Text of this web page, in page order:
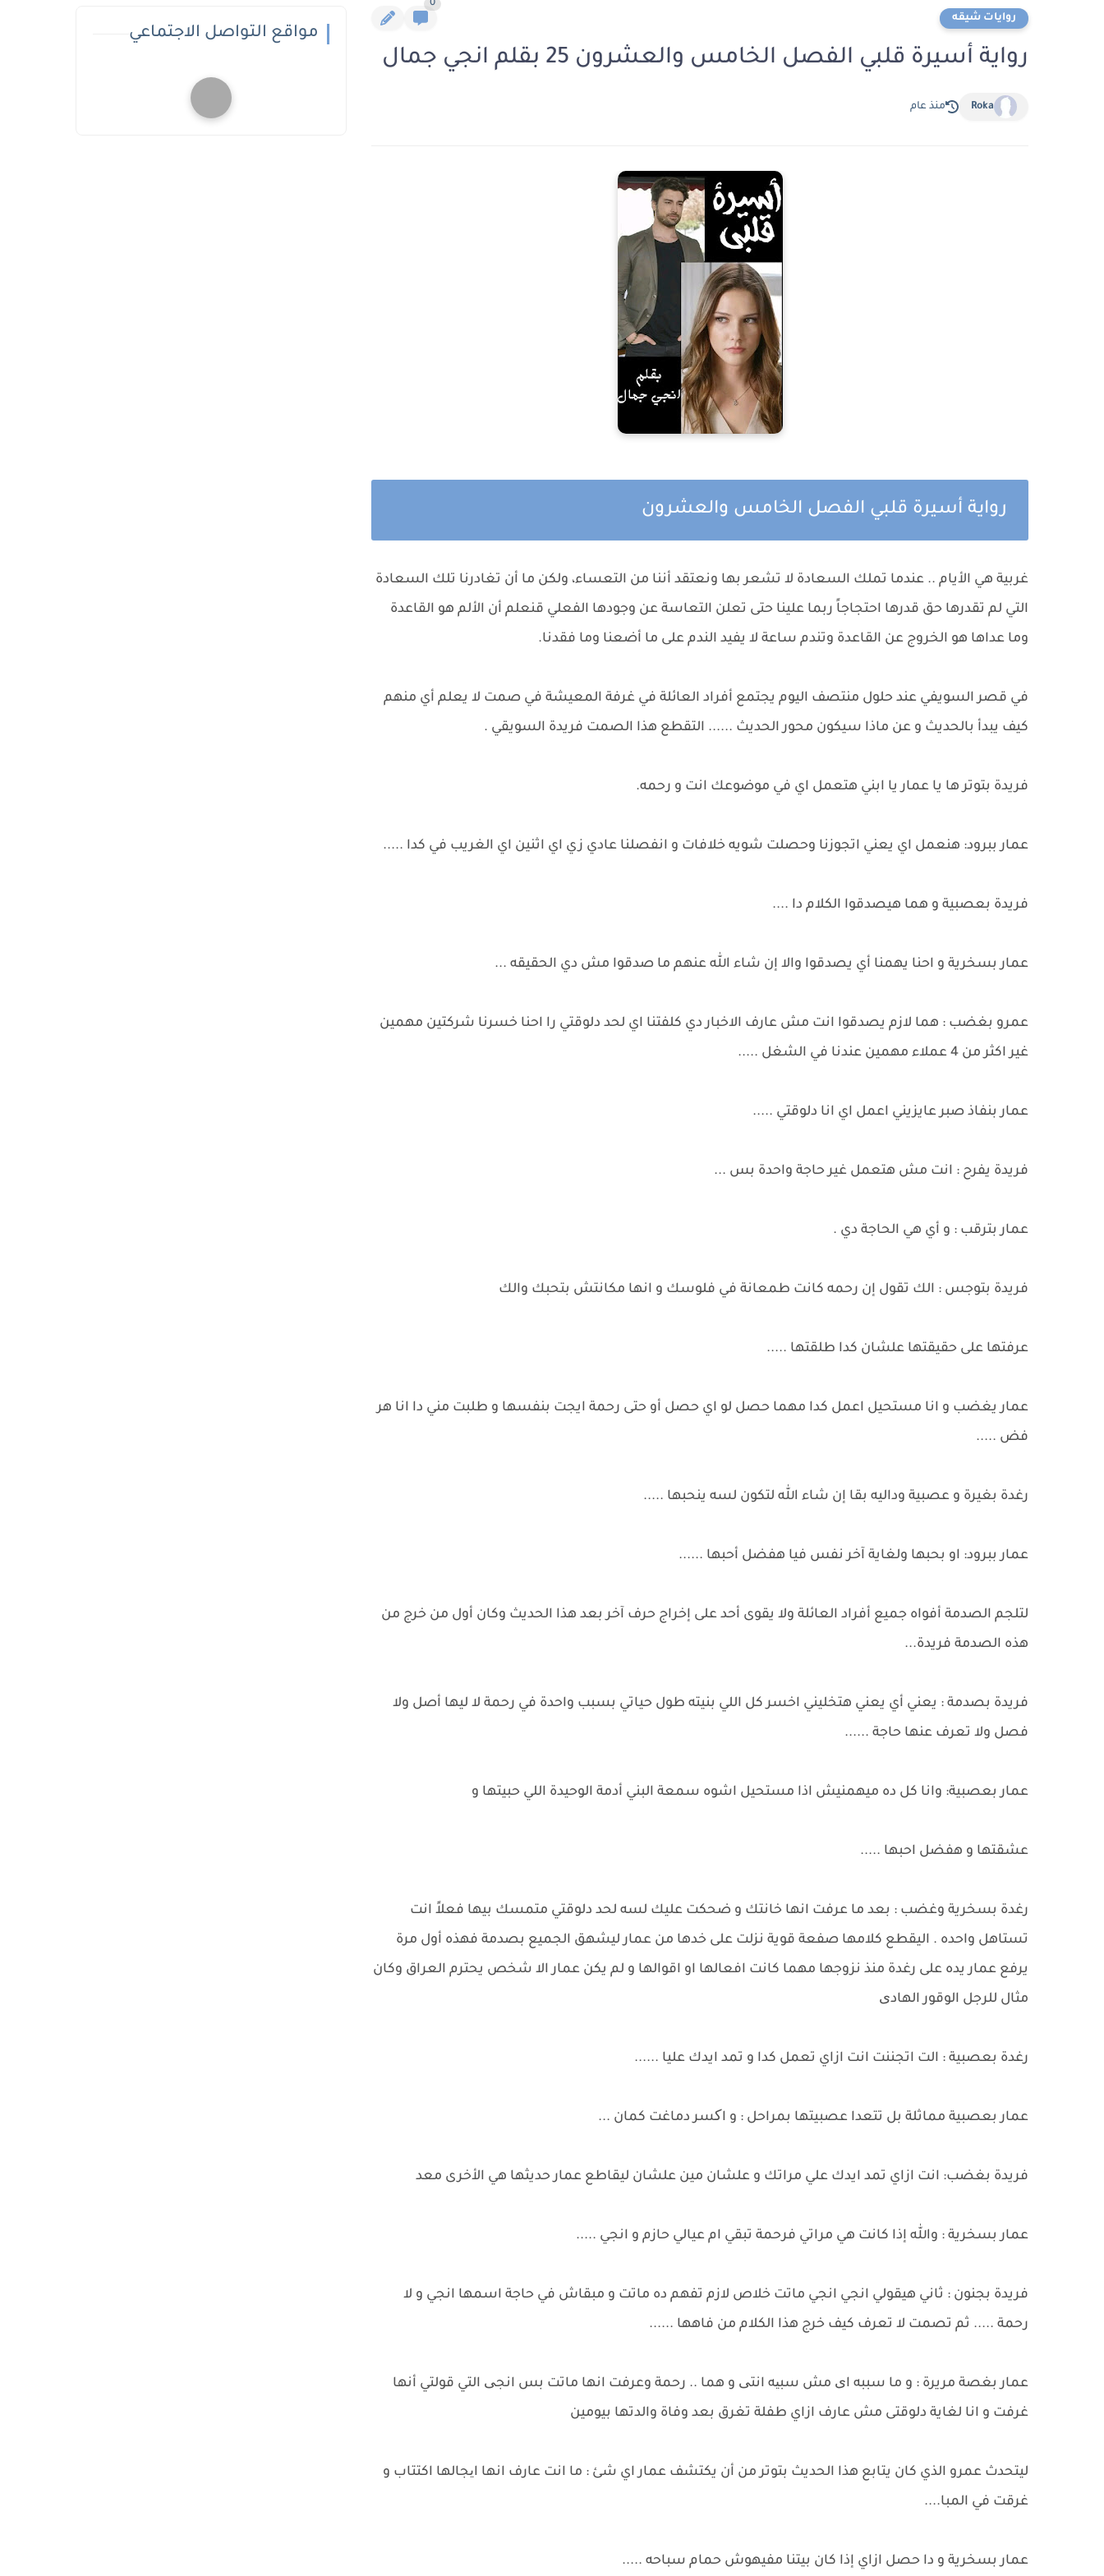
روايات شيقه
0
رواية أسيرة قلبي الفصل الخامس والعشرون 25 بقلم انجي جمال
Roka منذ عام
رواية أسيرة قلبي الفصل الخامس والعشرون
غربية هي الأيام .. عندما تملك السعادة لا تشعر بها ونعتقد أننا من التعساء، ولكن ما أن تغادرنا تلك السعادة
التي لم تقدرها حق قدرها احتجاجاً ربما علينا حتى تعلن التعاسة عن وجودها الفعلي قنعلم أن الألم هو القاعدة
وما عداها هو الخروج عن القاعدة وتندم ساعة لا يفيد الندم على ما أضعنا وما فقدنا.
في قصر السويفي عند حلول منتصف اليوم يجتمع أفراد العائلة في غرفة المعيشة في صمت لا يعلم أي منهم
كيف يبدأ بالحديث و عن ماذا سيكون محور الحديث ...... التقطع هذا الصمت فريدة السويقي .
فريدة بتوتر ها يا عمار يا ابني هتعمل اي في موضوعك انت و رحمه.
عمار ببرود: هنعمل اي يعني اتجوزنا وحصلت شويه خلافات و انفصلنا عادي زي اي اثنين اي الغريب في كدا .....
فريدة بعصبية و هما هيصدقوا الكلام دا ....
عمار بسخرية و احنا يهمنا أي يصدقوا والا إن شاء الله عنهم ما صدقوا مش دي الحقيقه ...
عمرو بغضب : هما لازم يصدقوا انت مش عارف الاخبار دي كلفتنا اي لحد دلوقتي را احنا خسرنا شركتين مهمين
غير اكثر من 4 عملاء مهمين عندنا في الشغل .....
عمار بنفاذ صبر عايزيني اعمل اي انا دلوقتي .....
فريدة يفرح : انت مش هتعمل غير حاجة واحدة بس ...
عمار بترقب : و أي هي الحاجة دي .
فريدة بتوجس : الك تقول إن رحمه كانت طمعانة في فلوسك و انها مكانتش بتحبك والك
عرفتها على حقيقتها علشان كدا طلقتها .....
عمار يغضب و انا مستحيل اعمل كدا مهما حصل لو اي حصل أو حتى رحمة ايجت بنفسها و طلبت مني دا انا هر
فض .....
رغدة بغيرة و عصبية وداليه بقا إن شاء الله لتكون لسه ينحبها .....
عمار ببرود: او بحبها ولغاية آخر نفس فيا هفضل أحبها ......
لتلجم الصدمة أفواه جميع أفراد العائلة ولا يقوى أحد على إخراج حرف آخر بعد هذا الحديث وكان أول من خرج من
هذه الصدمة فريدة...
فريدة بصدمة : يعني أي يعني هتخليني اخسر كل اللي بنيته طول حياتي بسبب واحدة في رحمة لا ليها أصل ولا
فصل ولا تعرف عنها حاجة ......
عمار بعصبية: وانا كل ده ميهمنيش اذا مستحيل اشوه سمعة البني أدمة الوحيدة اللي حبيتها و
عشقتها و هفضل احبها .....
رغدة بسخرية وغضب : بعد ما عرفت انها خانتك و ضحكت عليك لسه لحد دلوقتي متمسك بيها فعلاً انت
تستاهل واحده . اليقطع كلامها صفعة قوية نزلت على خدها من عمار ليشهق الجميع بصدمة فهذه أول مرة
يرفع عمار يده على رغدة منذ نزوجها مهما كانت افعالها او اقوالها و لم يكن عمار الا شخص يحترم العراق وكان
مثال للرجل الوقور الهادی
رغدة بعصبية : الت اتجننت انت ازاي تعمل كدا و تمد ايدك عليا ......
عمار بعصبية مماثلة بل تتعدا عصبيتها بمراحل : و اکسر دماغت كمان ...
فريدة بغضب: انت ازاي تمد ايدك علي مراتك و علشان مين علشان ليقاطع عمار حديثها هي الأخرى معد
عمار بسخرية : والله إذا كانت هي مراتي فرحمة تبقي ام عيالي حازم و انجي .....
فريدة بجنون : ثاني هيقولي انجي انجي ماتت خلاص لازم تفهم ده ماتت و مبقاش في حاجة اسمها انجي و لا
رحمة ..... ثم تصمت لا تعرف كيف خرج هذا الكلام من فاهها ......
عمار بغصة مريرة : و ما سببه ای مش سبیه انتی و هما .. رحمة وعرفت انها ماتت بس انجی التي قولتي أنها
غرفت و انا لغاية دلوقتى مش عارف ازاي طفلة تغرق بعد وفاة والدتها بيومين
ليتحدث عمرو الذي كان يتابع هذا الحديث بتوتر من أن يكتشف عمار اي شئ : ما انت عارف انها ایجالها اكتتاب و
غرقت في المبا....
عمار بسخرية و دا حصل ازاي إذا كان بيتنا مفيهوش حمام سباحه .....
مواقع التواصل الاجتماعي